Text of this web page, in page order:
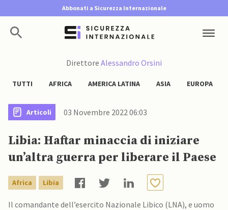
Abbonati a Sicurezza Internazionale
Direttore Alessandro Orsini
TUTTI AFRICA AMERICA LATINA ASIA EUROPA
Articoli 03 Novembre 2022 06:03
Libia: Haftar minaccia di iniziare
un’altra guerra per liberare il Paese
Africa Libia
Il comandante dell’esercito Nazionale Libico (LNA), e uomo